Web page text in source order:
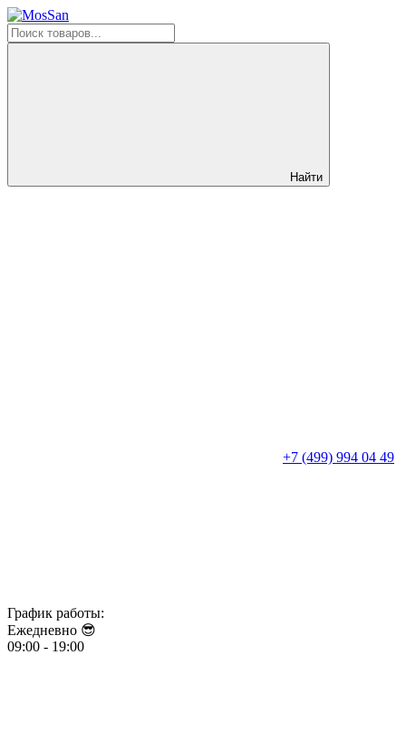
Найти
+7 (499) 994 04 49
График работы:
Ежедневно 😎​​​​​​​
09:00 - 19:00